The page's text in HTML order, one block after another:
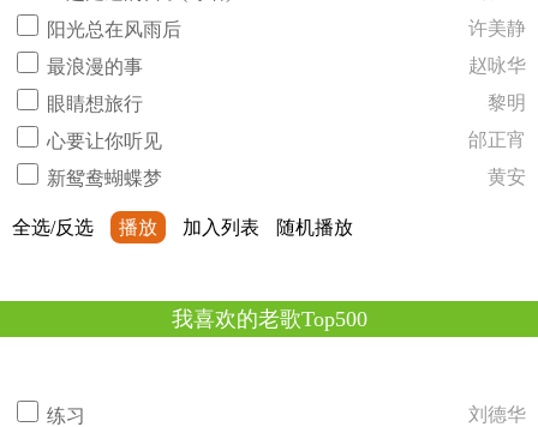
阳光总在风雨后
许美静
最浪漫的事
赵咏华
眼睛想旅行
黎明
心要让你听见
邰正宵
新鸳鸯蝴蝶梦
黄安
全选/反选 播放 加入列表 随机播放
我喜欢的老歌Top500
练习
刘德华